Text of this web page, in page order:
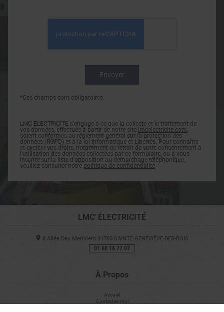
*Ces champs sont obligatoires
LMC ELECTRICITE s'engage à ce que la collecte et le traitement de
vos données, effectués à partir de notre site lmcelectricite.com
soient conformes au règlement général sur la protection des
données (RGPD) et à la loi Informatique et Libertés. Pour connaître
et exercer vos droits, notamment de retrait de votre consentement à
l'utilisation des données collectées par ce formulaire, ou à vous
inscrire sur la liste d'opposition au démarchage téléphonique,
veuillez consulter notre politique de confidentialité
LMC' ÉLECTRICITÉ
8 Allée Des Merisiers 91700 SAINTE-GENEVIÈVE-DES-BOIS
01 60 16 77 07
À Propos
Accueil
Contactez-moi